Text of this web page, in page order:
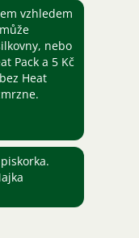
vzhledem
nebo
Pack a 5 Kč
Heat